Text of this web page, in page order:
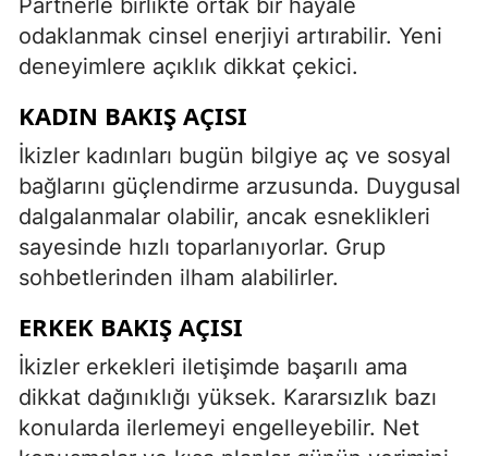
Partnerle birlikte ortak bir hayale
odaklanmak cinsel enerjiyi artırabilir. Yeni
deneyimlere açıklık dikkat çekici.
KADIN BAKIŞ AÇISI
İkizler kadınları bugün bilgiye aç ve sosyal
bağlarını güçlendirme arzusunda. Duygusal
dalgalanmalar olabilir, ancak esneklikleri
sayesinde hızlı toparlanıyorlar. Grup
sohbetlerinden ilham alabilirler.
ERKEK BAKIŞ AÇISI
İkizler erkekleri iletişimde başarılı ama
dikkat dağınıklığı yüksek. Kararsızlık bazı
konularda ilerlemeyi engelleyebilir. Net